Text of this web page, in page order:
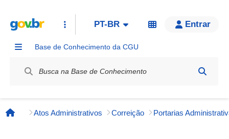
PT-BR Entrar
Base de Conhecimento da CGU
Página inicial
Atos Administrativos Correição